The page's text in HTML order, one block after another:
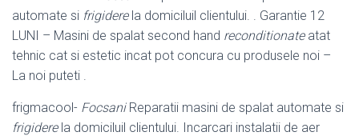
automate si frigiderela domiciluil clientului. . Garantie 12
LUNI – Masini de spalat second hand reconditionateatat
tehnic cat si estetic incat pot concura cu produsele noi –
La noi puteti .
frigmacool- FocsaniReparatii masini de spalat automate si
frigiderela domiciluil clientului. Incarcari instalatii de aer